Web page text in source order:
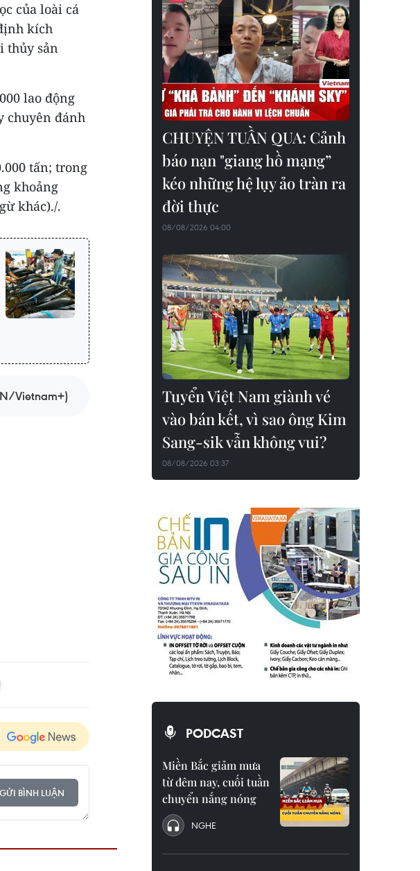
của loài cá
kích
thủy sản
lao động
chuyên đánh
tấn; trong
khoảng
khác)./.
Vietnam+)
GỬI BÌNH LUẬN
CHUYỆN TUẦN QUA: Cảnh
báo nạn "giang hồ mạng”
kéo những hệ lụy ảo tràn ra
đời thực
08/08/2026 04:00
Tuyển Việt Nam giành vé
vào bán kết, vì sao ông Kim
Sang-sik vẫn không vui?
08/08/2026 03:37
PODCAST
Miền Bắc giảm mưa
từ đêm nay, cuối tuần
chuyển nắng nóng
NGHE